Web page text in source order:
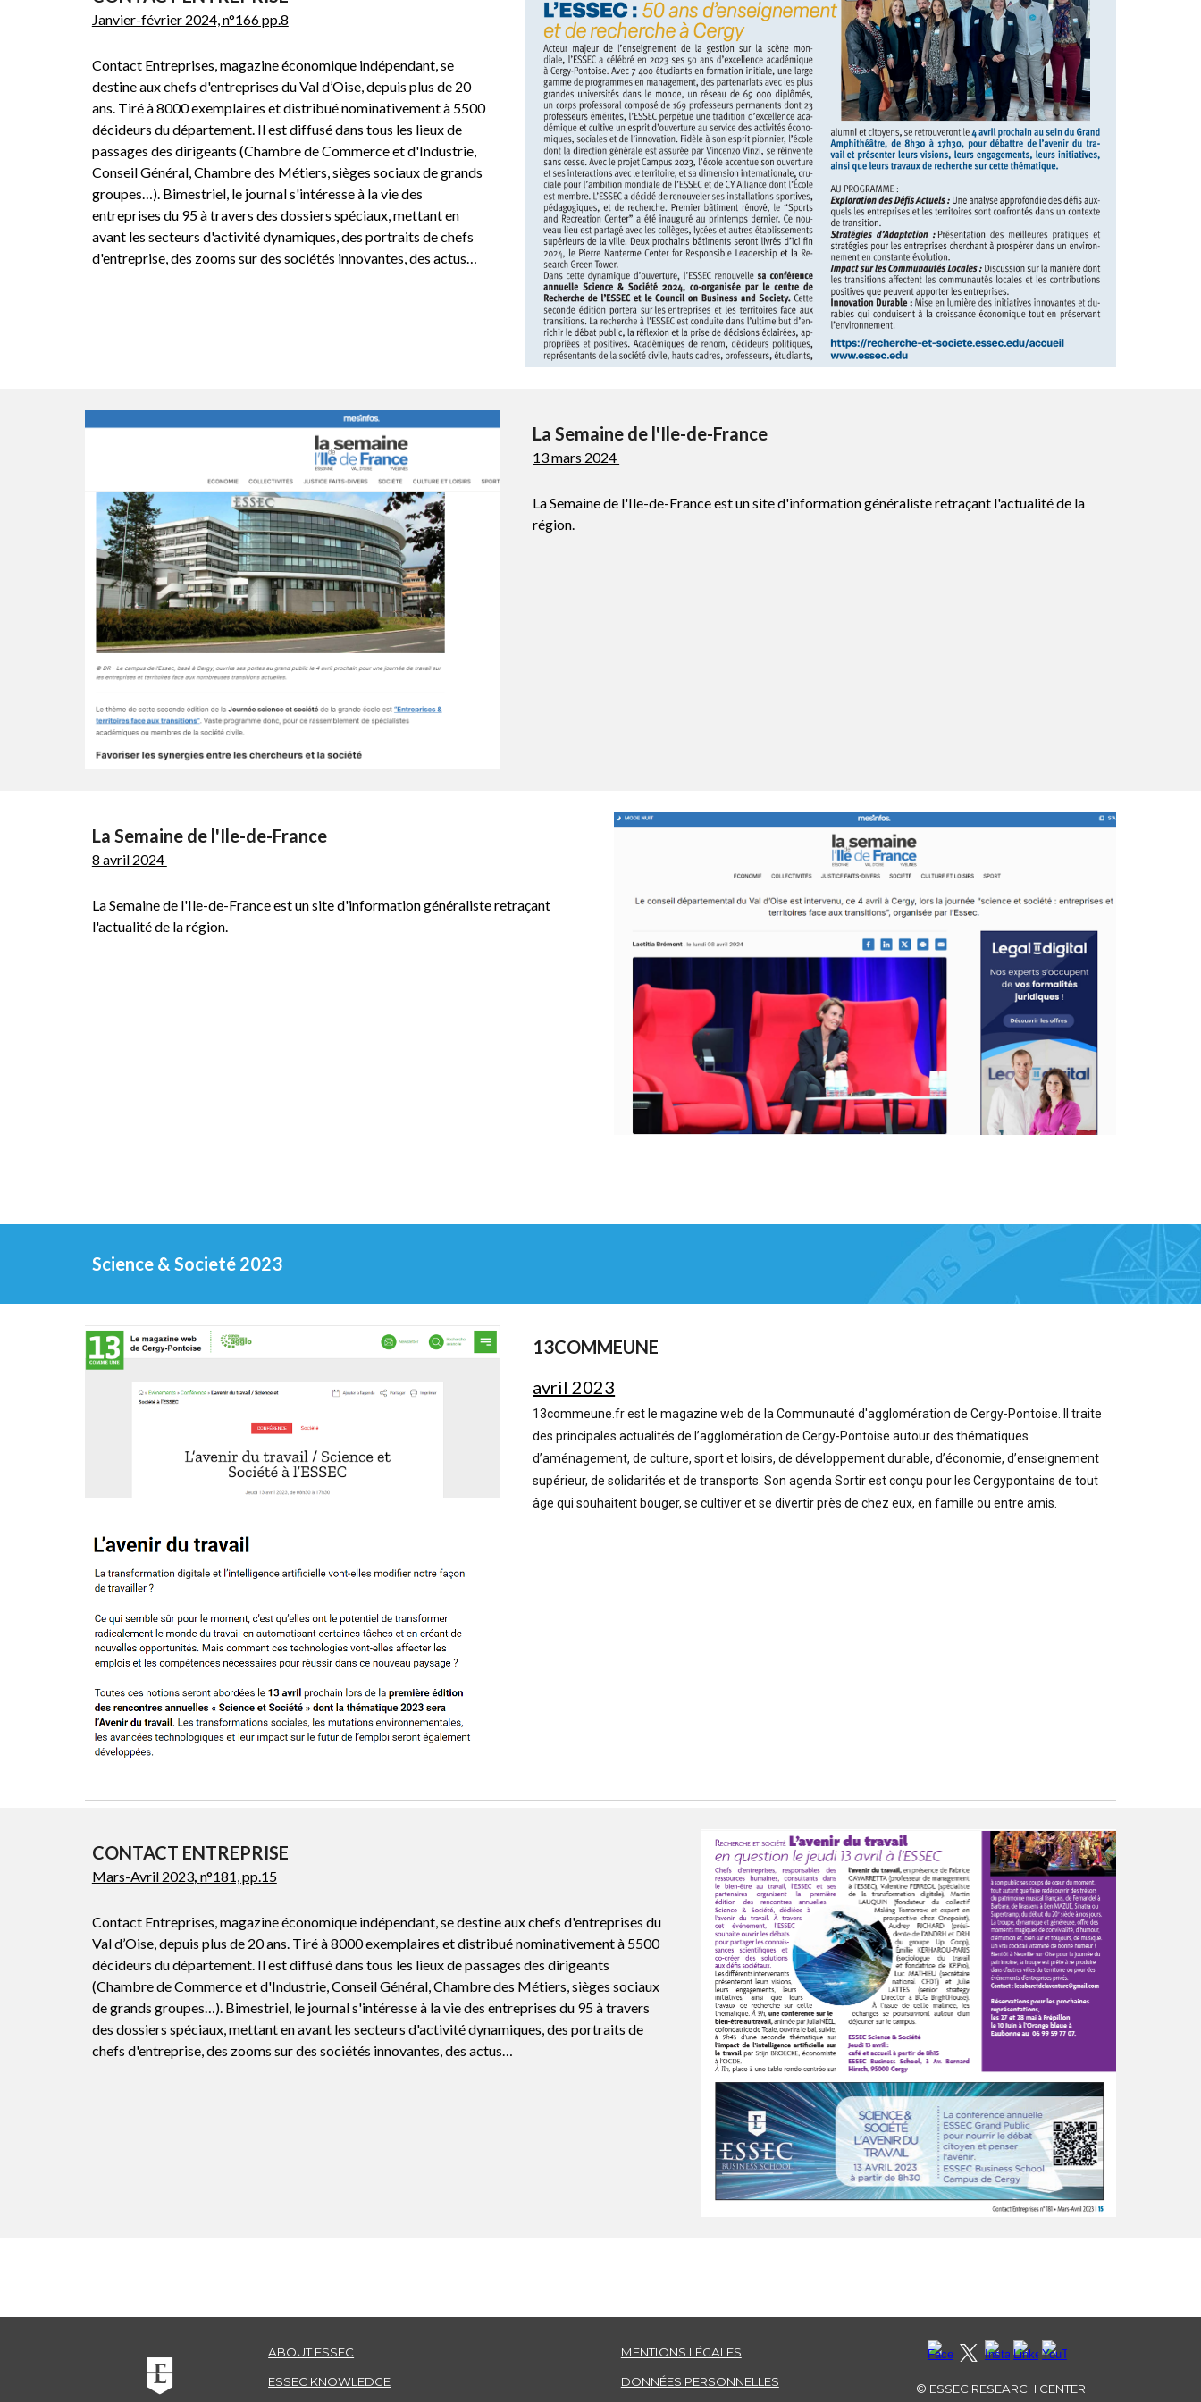
Janvier-février 2024, n°166 pp.8
Contact Entreprises, magazine économique indépendant, se
destine aux chefs d'entreprises du Val d’Oise, depuis plus de 20
ans. Tiré à 8000 exemplaires et distribué nominativement à 5500
décideurs du département. Il est diffusé dans tous les lieux de
passages des dirigeants (Chambre de Commerce et d'Industrie,
Conseil Général, Chambre des Métiers, sièges sociaux de grands
groupes…). Bimestriel, le journal s'intéresse à la vie des
entreprises du 95 à travers des dossiers spéciaux, mettant en
avant les secteurs d'activité dynamiques, des portraits de chefs
d'entreprise, des zooms sur des sociétés innovantes, des actus…
La Semaine de l'Ile-de-France
13 mars 2024
La Semaine de l'Ile-de-France est un site d'information généraliste retraçant l'actualité de la
région.
La Semaine de l'Ile-de-France
8 avril 2024
La Semaine de l'Ile-de-France est un site d'information généraliste retraçant
l'actualité de la région.
Science & Societé 2023
13COMMEUNE
avril 2023
13commeune.fr est le magazine web de la Communauté d'agglomération de Cergy-Pontoise. Il traite
des principales actualités de l’agglomération de Cergy-Pontoise autour des thématiques
d’aménagement, de culture, sport et loisirs, de développement durable, d’économie, d’enseignement
supérieur, de solidarités et de transports. Son agenda Sortir est conçu pour les Cergypontains de tout
âge qui souhaitent bouger, se cultiver et se divertir près de chez eux, en famille ou entre amis.
CONTACT ENTREPRISE
Mars-Avril 2023, n°181, pp.15
Contact Entreprises, magazine économique indépendant, se destine aux chefs d'entreprises du
Val d’Oise, depuis plus de 20 ans. Tiré à 8000 exemplaires et distribué nominativement à 5500
décideurs du département. Il est diffusé dans tous les lieux de passages des dirigeants
(Chambre de Commerce et d'Industrie, Conseil Général, Chambre des Métiers, sièges sociaux
de grands groupes…). Bimestriel, le journal s'intéresse à la vie des entreprises du 95 à travers
des dossiers spéciaux, mettant en avant les secteurs d'activité dynamiques, des portraits de
chefs d'entreprise, des zooms sur des sociétés innovantes, des actus…
ABOUT ESSEC
ESSEC KNOWLEDGE
MENTIONS LÉGALES
DONNÉES PERSONNELLES © ESSEC RESEARCH CENTER